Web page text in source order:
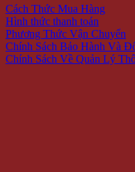
Cách Thức Mua Hàng
Hình thức thanh toán
Phương Thức Vận Chuyển
Chính Sách Bảo Hành Và
Chính Sách Về Quản Lý